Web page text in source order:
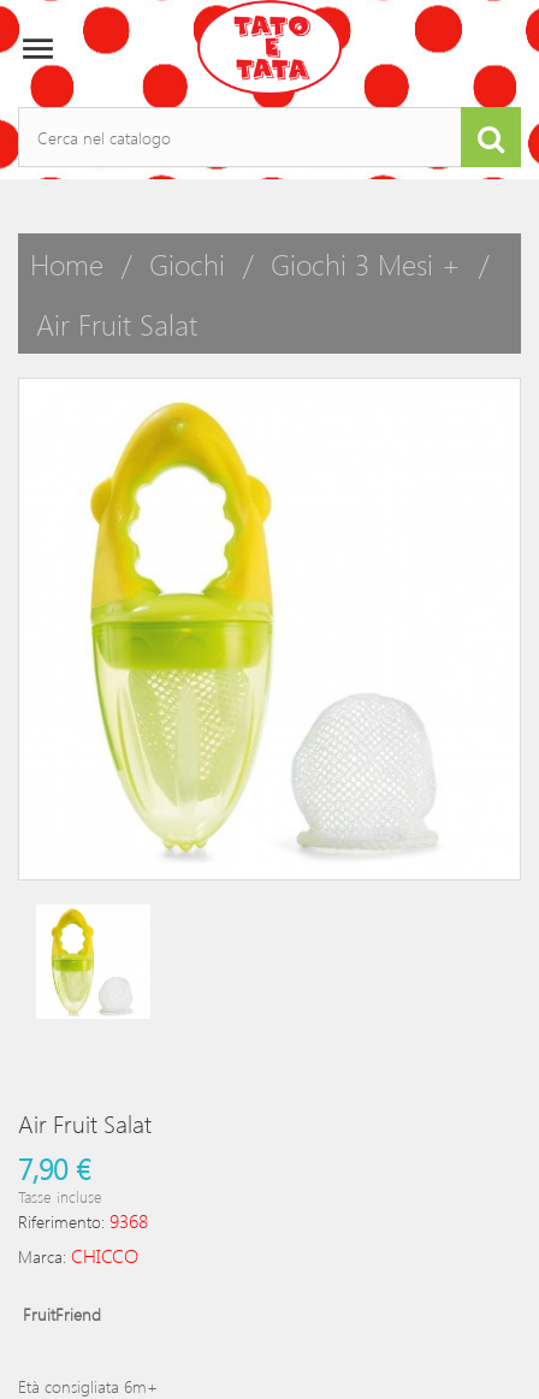

Home Giochi
Giochi 3 Mesi +
Air Fruit Salat
Air Fruit Salat
7,90 €
Tasse incluse
Riferimento: 9368
Marca: CHICCO
FruitFriend
Età consigliata 6m+